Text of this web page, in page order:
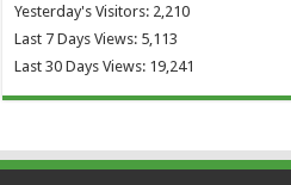
Yesterday's Visitors: 2,210
Last 7 Days Views: 5,113
Last 30 Days Views: 19,241